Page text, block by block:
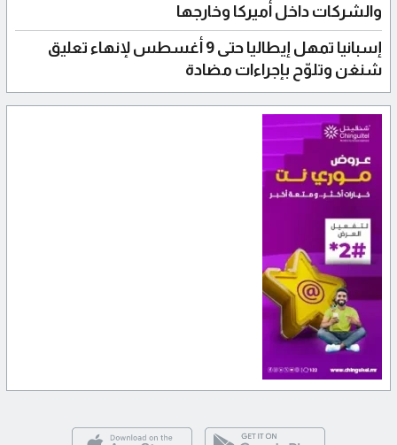
والشركات داخل أميركا وخارجها
إسبانيا تمهل إيطاليا حتى 9 أغسطس لإنهاء تعليق
شنغن وتلوّح بإجراءات مضادة